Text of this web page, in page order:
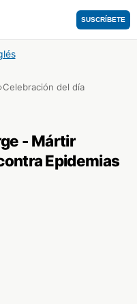
SUSCRÍBETE
›Celebración del día
- Mártir
Epidemias